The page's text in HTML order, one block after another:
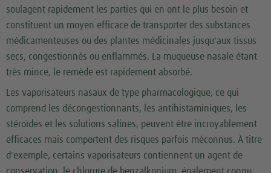
soulagent rapidement les parties qui en ont le plus besoin et
constituent un moyen efficace de transporter des substances
médicamenteuses ou des plantes médicinales jusqu'aux tissus
secs, congestionnés ou enflammés. La muqueuse nasale étant
très mince, le remède est rapidement absorbé.
Les vaporisateurs nasaux de type pharmacologique, ce qui
comprend les décongestionnants, les antihistaminiques, les
stéroïdes et les solutions salines, peuvent être incroyablement
efficaces mais comportent des risques parfois méconnus. À titre
d'exemple, certains vaporisateurs contiennent un agent de